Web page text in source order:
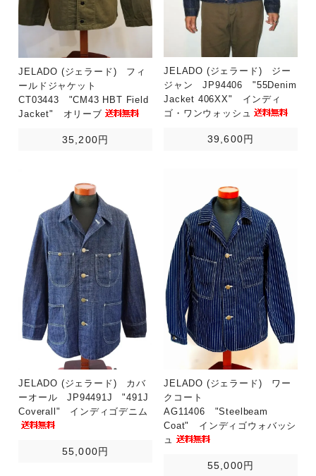
JELADO (ジェラード) フィ
ールドジャケット
CT03443 "CM43 HBT Field
Jacket" オリーブ
35,200円
JELADO (ジェラード) ジー
ジャン JP94406 "55Denim
Jacket 406XX" インディ
ゴ・ワンウォッシュ
39,600円
JELADO (ジェラード) カバ
ーオール JP94491J "491J
Coverall" インディゴデニム
55,000円
JELADO (ジェラード) ワー
クコート
AG11406 "Steelbeam
Coat" インディゴウォバッシ
ュ
55,000円